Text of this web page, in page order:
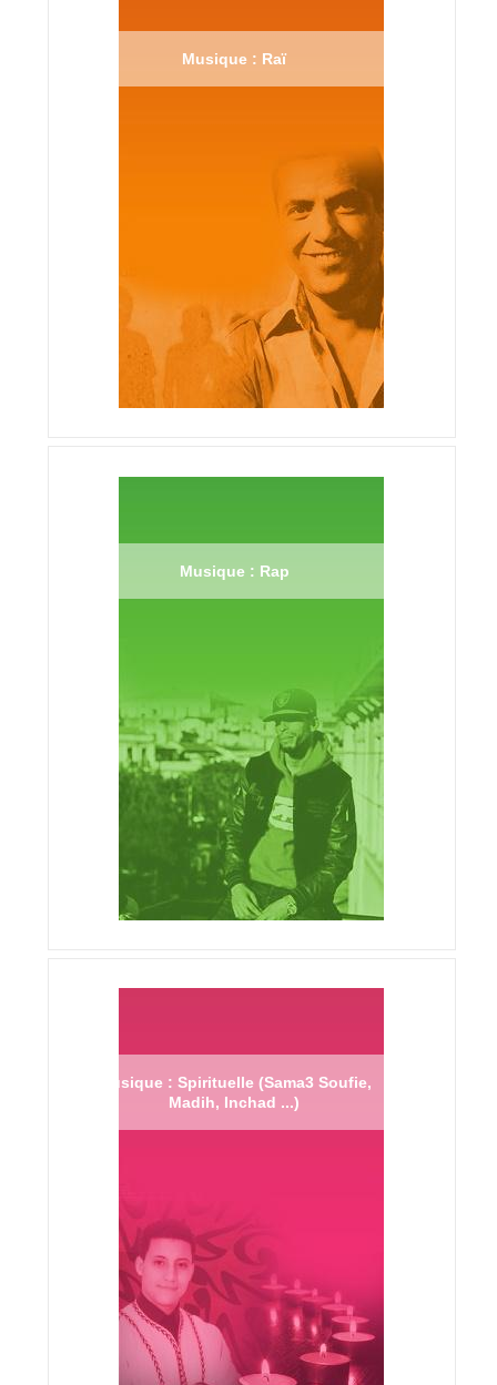
Musique : Raï
Musique : Rap
Musique : Spirituelle (Sama3 Soufie,
Madih, Inchad ...)